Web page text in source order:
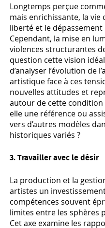
Longtemps perçue
mais enrichissante, la vie
liberté et le
Cependant, la mise en
violences structurantes
question cette vision
d’analyser l’évolution de
artistique face à ces
nouvelles attitudes et
autour de cette condition
elle une référence ou
vers d’autres modèles
historiques variés ?
3. Travailler avec le désir
La production et la
artistes un
compétences souvent
limites entre les sphères
Cet axe examine les